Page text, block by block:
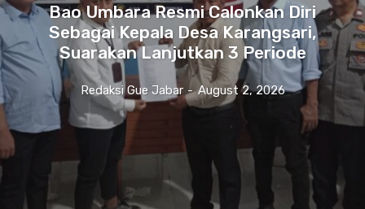
Bao Umbara Resmi Calonkan Diri
Sebagai Kepala Desa Karangsari,
Suarakan Lanjutkan 3 Periode
Redaksi Gue Jabar - August 2, 2026